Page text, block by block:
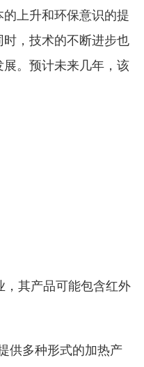
上升和环保意识的提
，技术的不断进步也
。预计未来几年，该
，其产品可能包含红外
供多种形式的加热产